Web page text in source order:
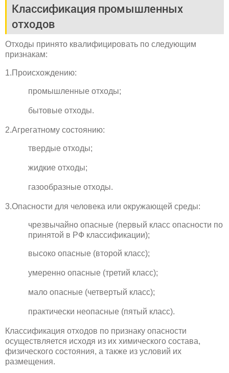
Классификация промышленных
отходов
Отходы принято квалифицировать по следующим
признакам:
1.Происхождению:
промышленные отходы;
бытовые отходы.
2.Агрегатному состоянию:
твердые отходы;
жидкие отходы;
газообразные отходы.
3.Опасности для человека или окружающей среды:
чрезвычайно опасные (первый класс опасности по
принятой в РФ классификации);
высоко опасные (второй класс);
умеренно опасные (третий класс);
мало опасные (четвертый класс);
практически неопасные (пятый класс).
Классификация отходов по признаку опасности
осуществляется исходя из их химического состава,
физического состояния, а также из условий их
размещения.